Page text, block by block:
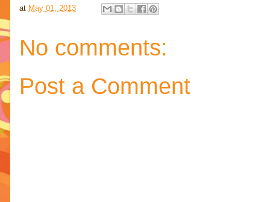
at May 01, 2013
No comments:
Post a Comment